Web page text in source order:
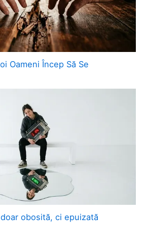
Oameni Încep Să Se
obosită, ci epuizată